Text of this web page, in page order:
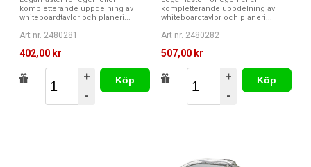
kompletterande uppdelning av
whiteboardtavlor och planeri...
Art nr. 2480281
402,00 kr
+
-
Köp
kompletterande uppdelning av
whiteboardtavlor och planeri...
Art nr. 2480282
507,00 kr
+
-
Köp